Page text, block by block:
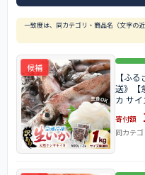
一致度は、同カテゴリ・商品名（文字の
候補
【ふ
送》【
カ サ
サイ
し いか
み】
寄付額
同カテ